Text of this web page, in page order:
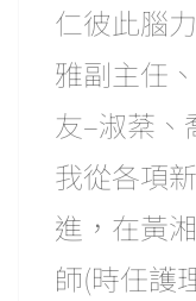
仁彼此腦
雅副主任
友–淑棻、
我從各項
進，在黃
師(時任護